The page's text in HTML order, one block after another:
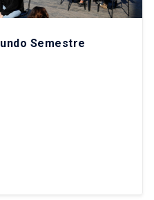
Semestre